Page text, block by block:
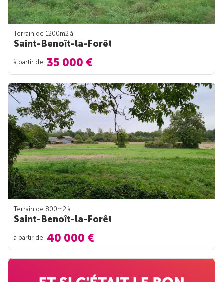
Terrain de 1200m2 à
Saint-Benoît-la-Forêt
à partir de 35 000 €
Terrain de 800m2 à
Saint-Benoît-la-Forêt
à partir de 40 000 €